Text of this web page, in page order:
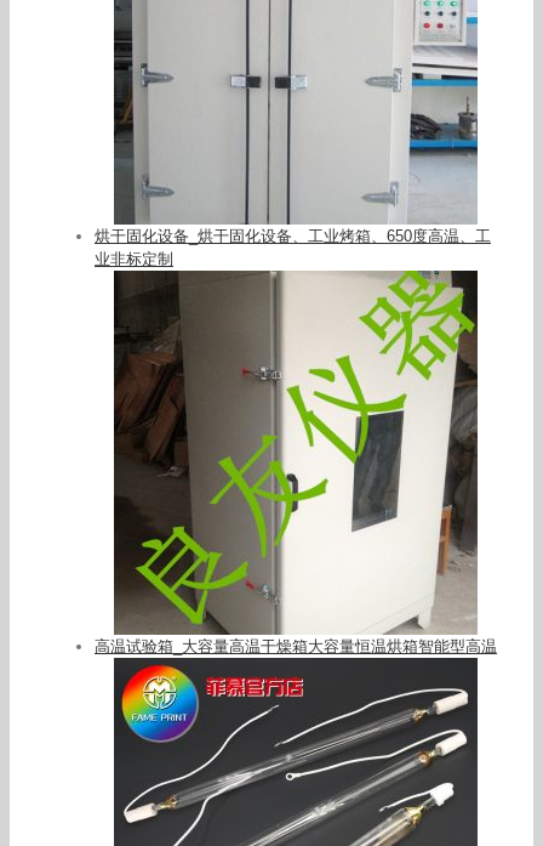
烘干固化设备_烘干固化设备、工业烤箱、650度高温、工
业非标定制
高温试验箱_大容量高温干燥箱大容量恒温烘箱智能型高温